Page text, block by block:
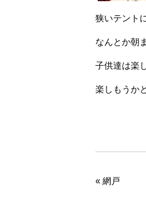
狭いテント
なんとか朝
子供達は楽
楽しもうか
« 網戸